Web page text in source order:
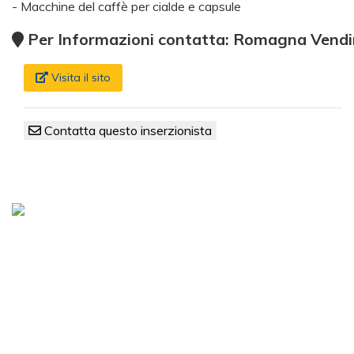
- Macchine del caffè per cialde e capsule
Per Informazioni contatta: Romagna
Visita il sito
Contatta questo inserzionista